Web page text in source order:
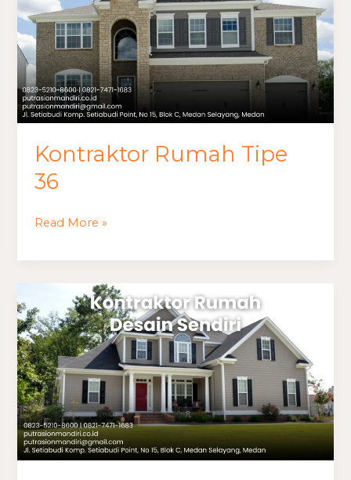
Kontraktor Rumah Tipe
36
36
Read More »
Kontraktor
Rumah
Desain
Sendiri